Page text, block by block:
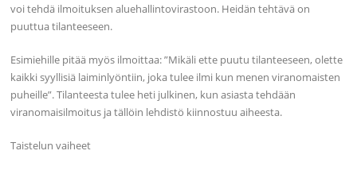
voi tehdä ilmoituksen aluehallintovirastoon. Heidän tehtävä on
puuttua tilanteeseen.
Esimiehille pitää myös ilmoittaa: ”Mikäli ette puutu tilanteeseen, olette
kaikki syyllisiä laiminlyöntiin, joka tulee ilmi kun menen viranomaisten
puheille”. Tilanteesta tulee heti julkinen, kun asiasta tehdään
viranomaisilmoitus ja tällöin lehdistö kiinnostuu aiheesta.
Taistelun vaiheet